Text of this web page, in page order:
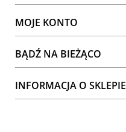
MOJE KONTO
BĄDŹ NA BIEŻĄCO
INFORMACJA O SKLEPIE